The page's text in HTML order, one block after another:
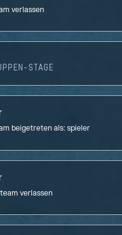
verlassen
STAGE
beigetreten als:spieler
verlassen